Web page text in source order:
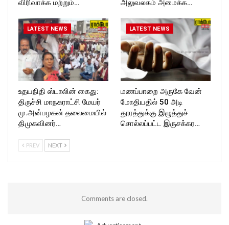
விரிவாக்க மற்றும்… அலுவலகம் அமைக்க…
LATEST NEWS
உதயநிதி ஸ்டாலின் கைது:
திருச்சி மாநகராட்சி மேயர்
மு.அன்பழகன் தலைமையில்
திமுகவினர்…
LATEST NEWS
மணப்பாறை அருகே வேன்
மோதியதில் 50 அடி
தூரத்துக்கு இழுத்துச்
சொல்லப்பட்ட இருசக்கர…
PREV NEXT
Comments are closed.